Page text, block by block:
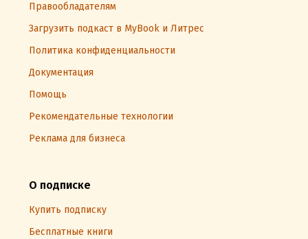
Правообладателям
Загрузить подкаст в MyBook и Литрес
Политика конфиденциальности
Документация
Помощь
Рекомендательные технологии
Реклама для бизнеса
О подписке
Купить подписку
Бесплатные книги